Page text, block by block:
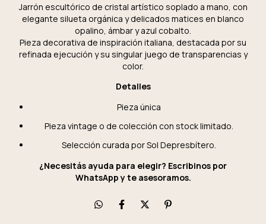
Jarrón escultórico de cristal artístico soplado a mano, con
elegante silueta orgánica y delicados matices en blanco
opalino, ámbar y azul cobalto.
Pieza decorativa de inspiración italiana, destacada por su
refinada ejecución y su singular juego de transparencias y
color.
Detalles
Pieza única
Pieza vintage o de colección con stock limitado.
Selección curada por Sol Depresbítero.
¿Necesitás ayuda para elegir? Escribinos por
WhatsApp y te asesoramos.